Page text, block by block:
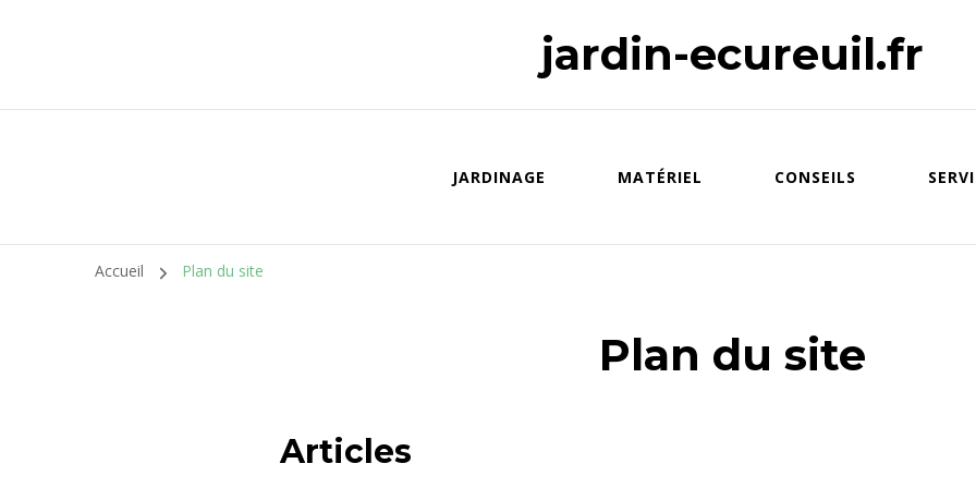
jardin-ecureuil.fr
JARDINAGE MATÉRIEL CONSEILS
Accueil Plan du site
Plan du site
Articles